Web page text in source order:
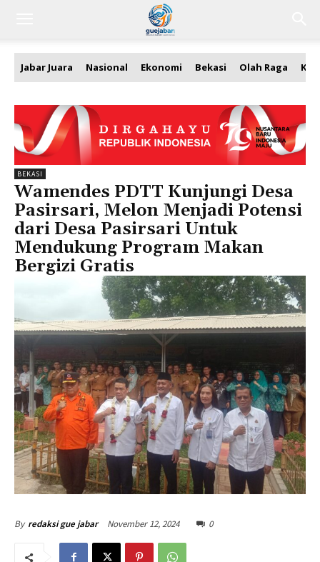
Jabar Juara Nasional Ekonomi Bekasi Olah Raga
BEKASI
Wamendes PDTT Kunjungi Desa
Pasirsari, Melon Menjadi Potensi
dari Desa Pasirsari Untuk
Mendukung Program Makan
Bergizi Gratis
By redaksi gue jabar November 12, 2024 0